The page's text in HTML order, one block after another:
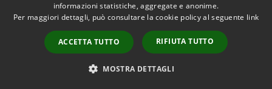
Come posso pagare
spontaneamente l'IMU?
informazioni statistiche, aggregate e anonime.
Per maggiori dettagli, può consultare la cookie policy al seguente link
ACCETTA TUTTO RIFIUTA TUTTO
MOSTRA DETTAGLI